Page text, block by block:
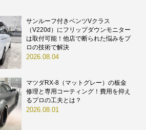
サンルーフ付きベンツVクラス
（V220d）にフリップダウンモニター
は取付可能！他店で断られた悩みをプ
ロの技術で解決
2026.08.04
マツダRX-8（マットグレー）の板金
修理と専用コーティング！費用を抑え
るプロの工夫とは？
2026.08.01